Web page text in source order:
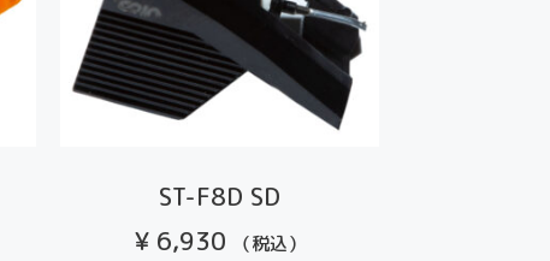
ST-F8D SD
¥6,930 （税込）